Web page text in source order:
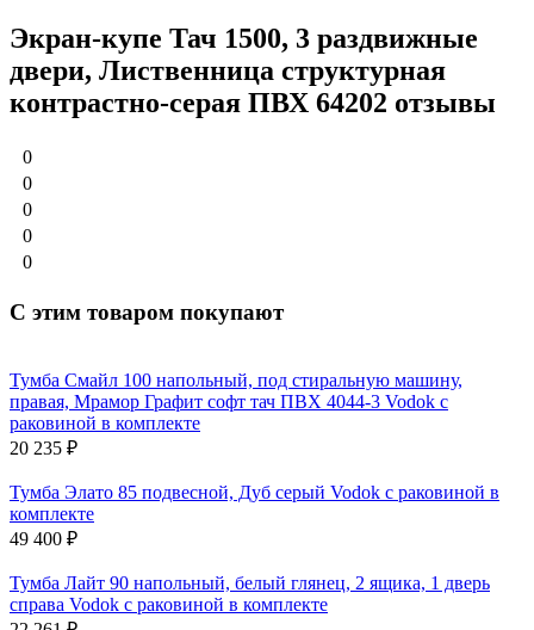
Экран-купе Тач 1500, 3 раздвижные
двери, Лиственница структурная
контрастно-серая ПВХ 64202 отзывы
0
0
0
0
0
С этим товаром покупают
Тумба Смайл 100 напольный, под стиральную машину,
правая, Мрамор Графит софт тач ПВХ 4044-3 Vodok с
раковиной в комплекте
20 235 ₽
Тумба Элато 85 подвесной, Дуб серый Vodok с раковиной в
комплекте
49 400 ₽
Тумба Лайт 90 напольный, белый глянец, 2 ящика, 1 дверь
справа Vodok с раковиной в комплекте